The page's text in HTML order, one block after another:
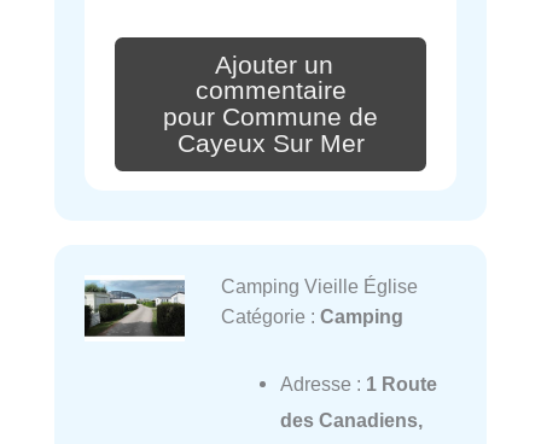
Ajouter un
commentaire
pour Commune de
Cayeux Sur Mer
Camping Vieille Église
Catégorie : Camping
Adresse : 1 Route
des Canadiens,